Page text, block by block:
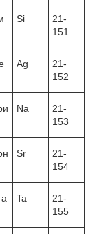
Si
21-
151
Ag
21-
152
Na
21-
153
Sr
21-
154
Ta
21-
155